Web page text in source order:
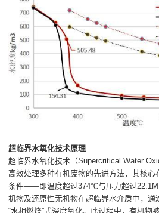
超临界水氧化技术原理
超临界水氧化技术（Supercritical Water
高效处理多种有机废物的先进方法，其核
条件——即温度超过374℃与压力超过
机物及还原性无机物在超临界水介质中，通
“水相燃烧”式深度氧化。此过程中，有机物